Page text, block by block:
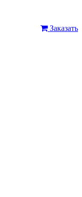
Заказать